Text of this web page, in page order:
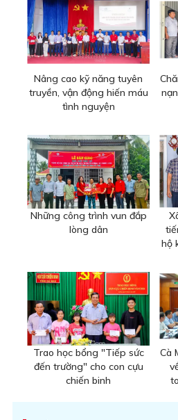
Nâng cao kỹ năng tuyên
truyền, vận động hiến máu
tình nguyện
Những công trình vun đắp
lòng dân
hộ
Trao học bổng "Tiếp sức
đến trường" cho con cựu
chiến binh
Cà